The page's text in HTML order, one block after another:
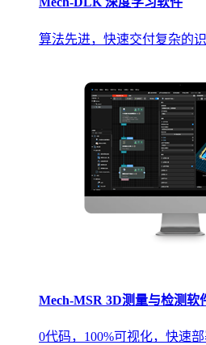
算法先进，快速交付复杂的
Mech-MSR 3D测量与检测软
0代码，100%可视化，快速